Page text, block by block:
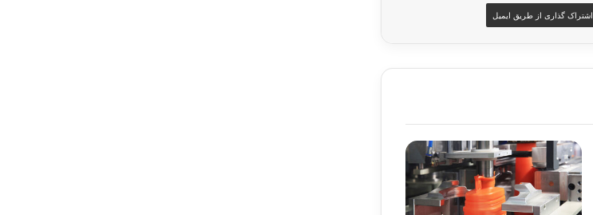
اشتراک گذاری از طریق ایمیل